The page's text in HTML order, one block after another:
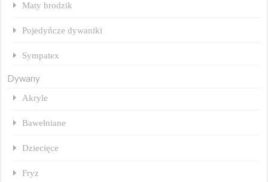
Maty brodzik
Pojedyńcze dywaniki
Sympatex
Dywany
Akryle
Bawełniane
Dziecięce
Fryz